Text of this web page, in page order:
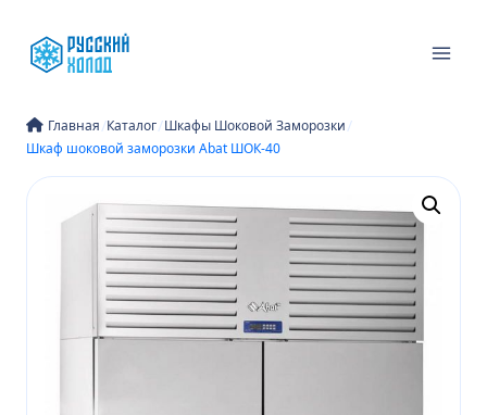
содержимому
Главная/Каталог/Шкафы Шоковой Заморозки/
Шкаф шоковой заморозки Abat ШОК-40